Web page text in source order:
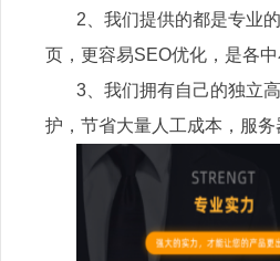
2、我们提供的都是专业
页，更容易SEO优化，是各中
3、我们拥有自己的独立
护，节省大量人工成本，服